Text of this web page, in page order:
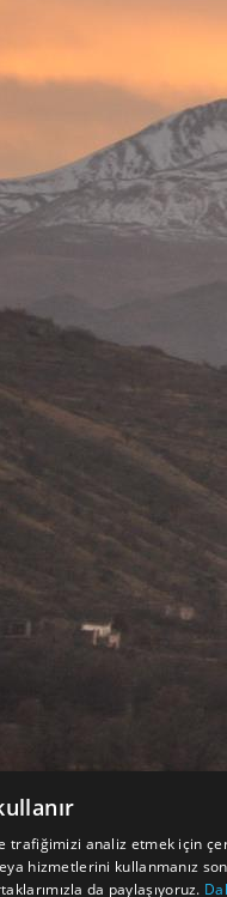
analiz etmek için
hizmetlerini kullanmanız
da paylaşıyoruz.